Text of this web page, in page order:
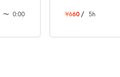
〜 0:00 ¥660 / 5h